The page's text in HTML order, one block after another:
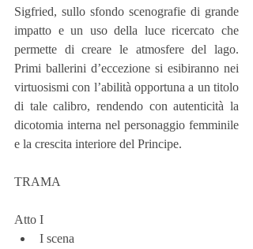
Sigfried, sullo sfondo scenografie di grande
impatto e un uso della luce ricercato che
permette di creare le atmosfere del lago.
Primi ballerini d’eccezione si esibiranno nei
virtuosismi con l’abilità opportuna a un titolo
di tale calibro, rendendo con autenticità la
dicotomia interna nel personaggio femminile
e la crescita interiore del Principe.
TRAMA
Atto I
I scena